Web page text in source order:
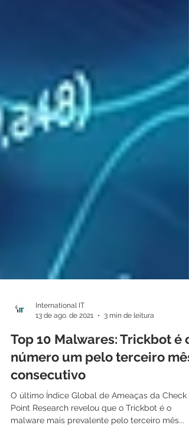
13 de ago. de 2021
3 min de leitura
Top 10 Malwares: Trickbot é o
número um pelo terceiro mês
consecutivo
O último Índice Global de Ameaças da Check